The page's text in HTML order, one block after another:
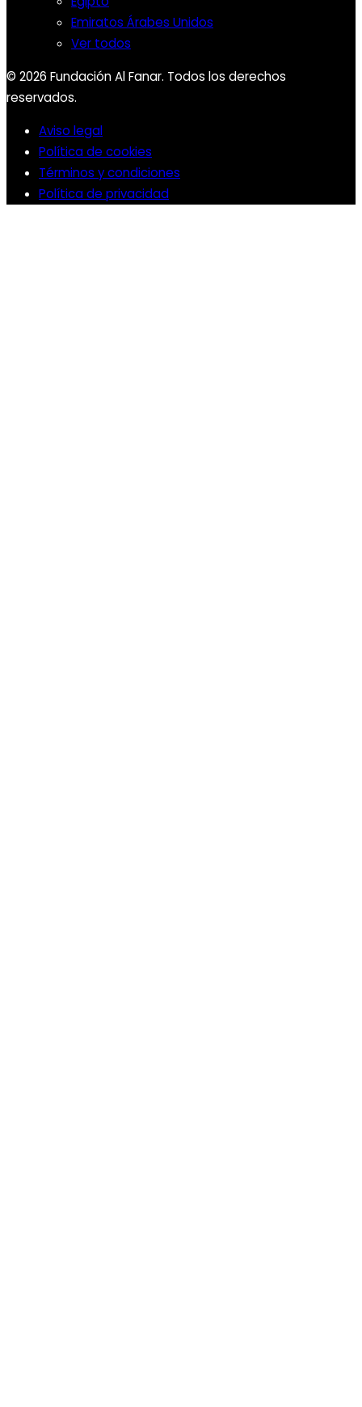
Emiratos Árabes Unidos
Ver todos
© 2026 Fundación Al Fanar. Todos los derechos
reservados.
Aviso legal
Política de cookies
Términos y condiciones
Política de privacidad